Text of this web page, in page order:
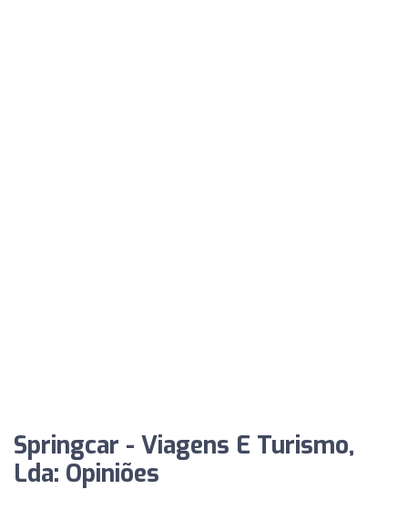
Springcar - Viagens E Turismo,
Lda: Opiniões